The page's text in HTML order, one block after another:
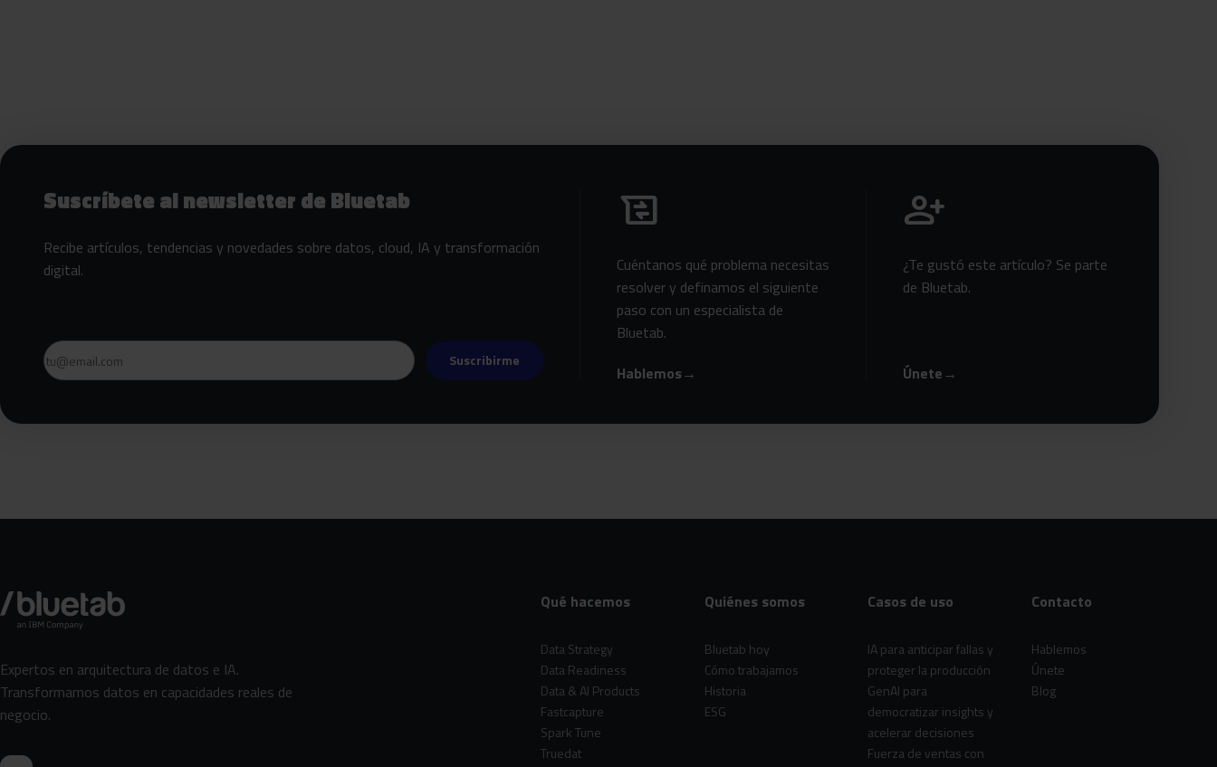
Siguientes pasos con Bluetab
Suscríbete al newsletter de Bluetab
Recibe artículos, tendencias y novedades sobre datos, cloud, IA y transformación
digital.
Email Suscribirme
business_messages
Habla con Bluetab
Cuéntanos qué problema necesitas
resolver y definamos el siguiente
paso con un especialista de
Bluetab.
Hablemos→
person_add
Únete a Bluetab
¿Te gustó este artículo? Se parte
de Bluetab.
Únete→
Expertos en arquitectura de datos e IA.
Transformamos datos en capacidades reales de
negocio.
Qué hacemos
Data Strategy
Data Readiness
Data & AI Products
Fastcapture
Spark Tune
Truedat
Quiénes somos
Bluetab hoy
Cómo trabajamos
Historia
ESG
Casos de uso
IA para anticipar fallas y
proteger la producción
GenAI para
democratizar insights y
acelerar decisiones
Fuerza de ventas con
Contacto
Hablemos
Únete
Blog